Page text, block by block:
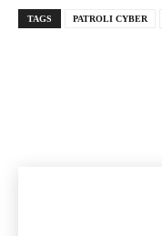
TAGS PATROLI CYBER